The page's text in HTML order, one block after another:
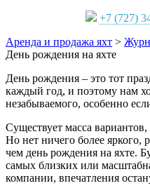
+7 (727)
Аренда и продажа яхт >
День рождения на яхте
День рождения – это тот
каждый год, и поэтому нам
незабываемого, особенно
Существует масса
Но нет ничего более яркого,
чем день рождения на яхте.
самых близких или
компании, впечатления